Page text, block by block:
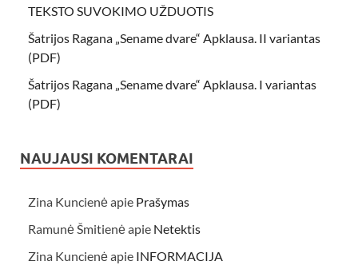
TEKSTO SUVOKIMO UŽDUOTIS
Šatrijos Ragana „Sename dvare“ Apklausa. II variantas
(PDF)
Šatrijos Ragana „Sename dvare“ Apklausa. I variantas
(PDF)
NAUJAUSI KOMENTARAI
Zina Kuncienėapie Prašymas
Ramunė Šmitienėapie Netektis
Zina Kuncienėapie INFORMACIJA